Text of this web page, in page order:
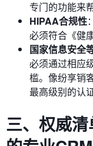
专门的功能来
HIPAA合规性
必须符合《健
国家信息安全
必须通过相应
槛。像纷享销
最高级别的认证
三、权威